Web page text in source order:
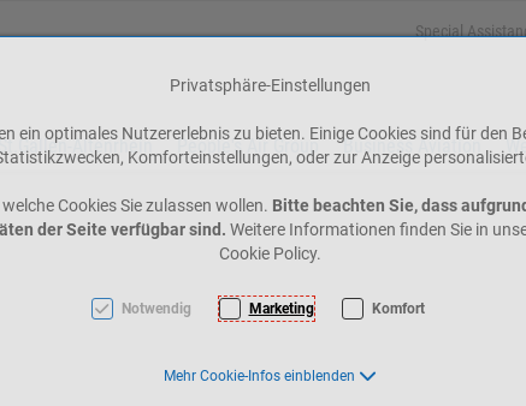
Special
Altenrhein People's Air Group Business Aviation
Privatsphäre-Einstellungen
ein optimales Nutzererlebnis zu bieten. Einige Cookies sind für den
Komforteinstellungen, oder zur Anzeige
Cookies Sie zulassen wollen. Bitte beachten Sie, dass
der Seite verfügbar sind. Weitere Informationen finden Sie in
Cookie Policy.
Notwendig Marketing Komfort
Mehr Cookie-Infos einblenden